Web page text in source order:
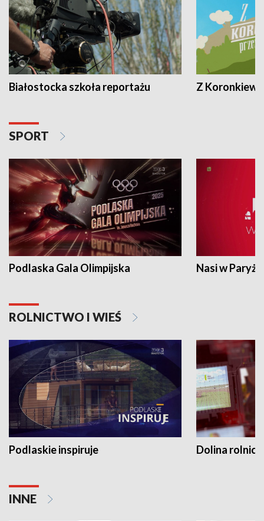
Białostocka szkoła reportażu Z
SPORT
Podlaska Gala Olimpijska Nasi w Paryżu
ROLNICTWO I WIEŚ
Podlaskie inspiruje Dolina
INNE